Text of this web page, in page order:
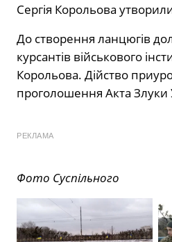
Сергія Корольова
До створення ланцюгів
курсантів військового
Корольова. Дійство
проголошення Акта
РЕКЛАМА
Фото Суспільного